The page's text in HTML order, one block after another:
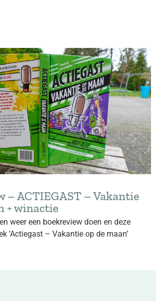
– ACTIEGAST – Vakantie
+ winactie
weer een boekreview doen en deze
‘Actiegast – Vakantie op de maan’